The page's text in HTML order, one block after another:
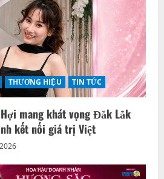
THƯƠNG HIỆU TIN TỨC
mang khát vọng Đắk Lắk
kết nối giá trị Việt